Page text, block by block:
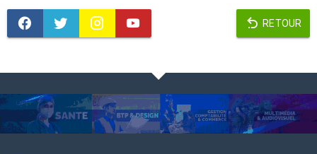
RETOUR